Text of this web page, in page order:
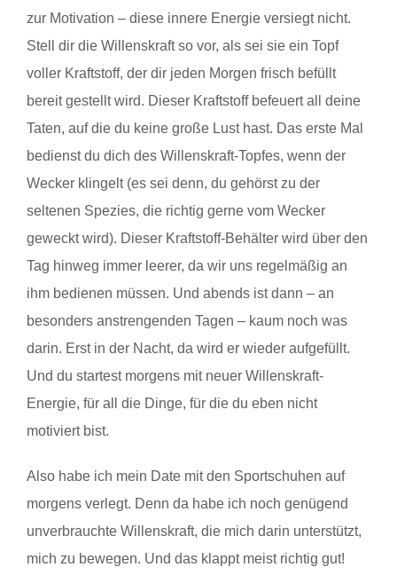
zur Motivation – diese innere Energie versiegt nicht.
Stell dir die Willenskraft so vor, als sei sie ein Topf
voller Kraftstoff, der dir jeden Morgen frisch befüllt
bereit gestellt wird. Dieser Kraftstoff befeuert all deine
Taten, auf die du keine große Lust hast. Das erste Mal
bedienst du dich des Willenskraft-Topfes, wenn der
Wecker klingelt (es sei denn, du gehörst zu der
seltenen Spezies, die richtig gerne vom Wecker
geweckt wird). Dieser Kraftstoff-Behälter wird über den
Tag hinweg immer leerer, da wir uns regelmäßig an
ihm bedienen müssen. Und abends ist dann – an
besonders anstrengenden Tagen – kaum noch was
darin. Erst in der Nacht, da wird er wieder aufgefüllt.
Und du startest morgens mit neuer Willenskraft-
Energie, für all die Dinge, für die du eben nicht
motiviert bist.
Also habe ich mein Date mit den Sportschuhen auf
morgens verlegt. Denn da habe ich noch genügend
unverbrauchte Willenskraft, die mich darin unterstützt,
mich zu bewegen. Und das klappt meist richtig gut!